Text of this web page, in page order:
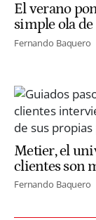
El verano
simple ola
Fernando Baquero
Metier, el
clientes son
Fernando Baquero